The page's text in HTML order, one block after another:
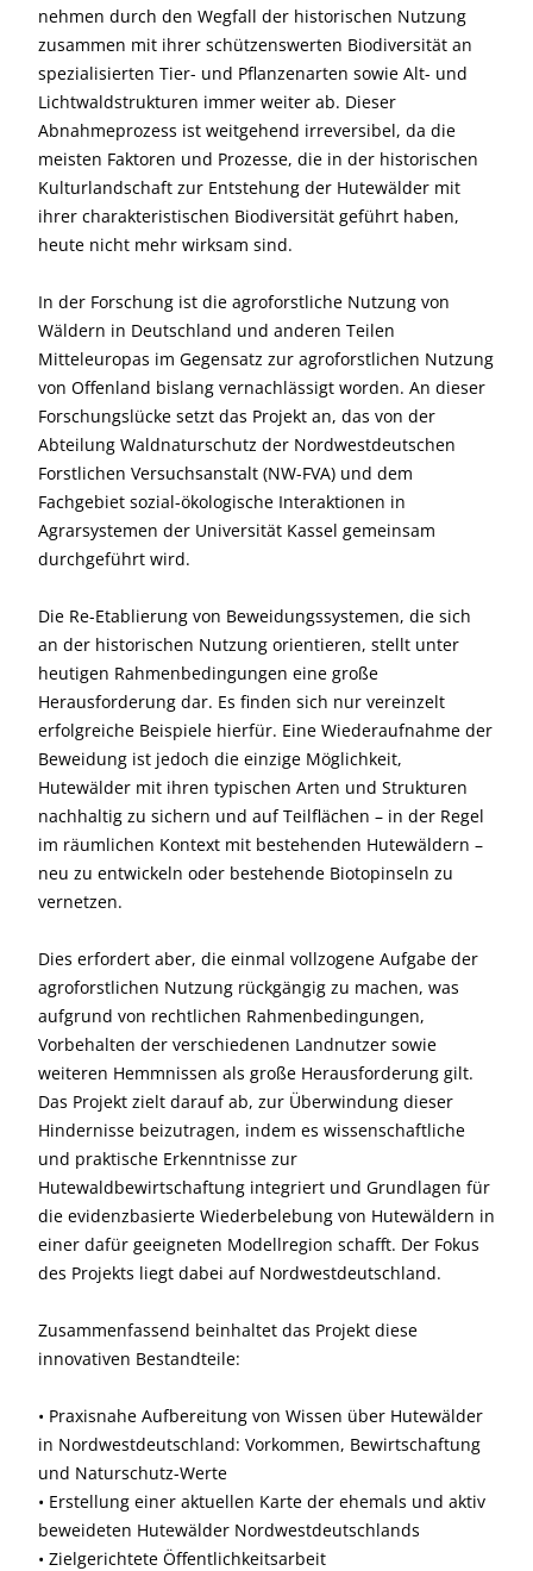
nehmen durch den Wegfall der historischen Nutzung
zusammen mit ihrer schützenswerten Biodiversität an
spezialisierten Tier- und Pflanzenarten sowie Alt- und
Lichtwaldstrukturen immer weiter ab. Dieser
Abnahmeprozess ist weitgehend irreversibel, da die
meisten Faktoren und Prozesse, die in der historischen
Kulturlandschaft zur Entstehung der Hutewälder mit
ihrer charakteristischen Biodiversität geführt haben,
heute nicht mehr wirksam sind.
In der Forschung ist die agroforstliche Nutzung von
Wäldern in Deutschland und anderen Teilen
Mitteleuropas im Gegensatz zur agroforstlichen Nutzung
von Offenland bislang vernachlässigt worden. An dieser
Forschungslücke setzt das Projekt an, das von der
Abteilung Waldnaturschutz der Nordwestdeutschen
Forstlichen Versuchsanstalt (NW-FVA) und dem
Fachgebiet sozial-ökologische Interaktionen in
Agrarsystemen der Universität Kassel gemeinsam
durchgeführt wird.
Die Re-Etablierung von Beweidungssystemen, die sich
an der historischen Nutzung orientieren, stellt unter
heutigen Rahmenbedingungen eine große
Herausforderung dar. Es finden sich nur vereinzelt
erfolgreiche Beispiele hierfür. Eine Wiederaufnahme der
Beweidung ist jedoch die einzige Möglichkeit,
Hutewälder mit ihren typischen Arten und Strukturen
nachhaltig zu sichern und auf Teilflächen – in der Regel
im räumlichen Kontext mit bestehenden Hutewäldern –
neu zu entwickeln oder bestehende Biotopinseln zu
vernetzen.
Dies erfordert aber, die einmal vollzogene Aufgabe der
agroforstlichen Nutzung rückgängig zu machen, was
aufgrund von rechtlichen Rahmenbedingungen,
Vorbehalten der verschiedenen Landnutzer sowie
weiteren Hemmnissen als große Herausforderung gilt.
Das Projekt zielt darauf ab, zur Überwindung dieser
Hindernisse beizutragen, indem es wissenschaftliche
und praktische Erkenntnisse zur
Hutewaldbewirtschaftung integriert und Grundlagen für
die evidenzbasierte Wiederbelebung von Hutewäldern in
einer dafür geeigneten Modellregion schafft. Der Fokus
des Projekts liegt dabei auf Nordwestdeutschland.
Zusammenfassend beinhaltet das Projekt diese
innovativen Bestandteile:
• Praxisnahe Aufbereitung von Wissen über Hutewälder
in Nordwestdeutschland: Vorkommen, Bewirtschaftung
und Naturschutz-Werte
• Erstellung einer aktuellen Karte der ehemals und aktiv
beweideten Hutewälder Nordwestdeutschlands
• Zielgerichtete Öffentlichkeitsarbeit